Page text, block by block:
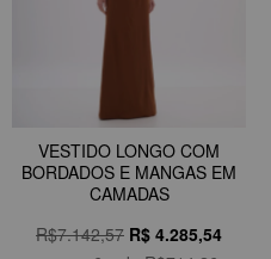
VESTIDO LONGO COM
BORDADOS E MANGAS EM
CAMADAS
R$7.142,57 R$ 4.285,54